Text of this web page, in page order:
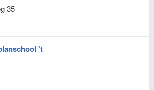
35
't